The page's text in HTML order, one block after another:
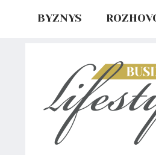
BYZNYS